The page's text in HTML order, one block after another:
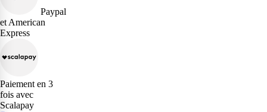
Paypal
et American
Express
Paiement en 3
fois avec
Scalapay